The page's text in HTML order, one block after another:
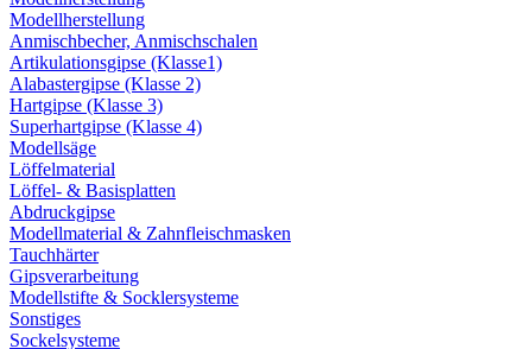
Modellherstellung
Anmischbecher, Anmischschalen
Artikulationsgipse (Klasse1)
Alabastergipse (Klasse 2)
Hartgipse (Klasse 3)
Superhartgipse (Klasse 4)
Modellsäge
Löffelmaterial
Löffel- & Basisplatten
Abdruckgipse
Modellmaterial & Zahnfleischmasken
Tauchhärter
Gipsverarbeitung
Modellstifte & Socklersysteme
Sonstiges
Sockelsysteme